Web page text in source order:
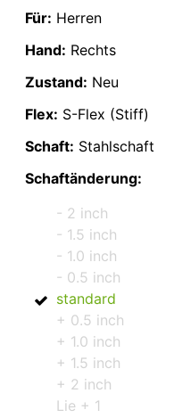
Für: Herren
Hand: Rechts
Zustand: Neu
Flex: S-Flex (Stiff)
Schaft: Stahlschaft
Schaftänderung:
- 2 inch
- 1.5 inch
- 1.0 inch
- 0.5 inch
standard
+ 0.5 inch
+ 1.0 inch
+ 1.5 inch
+ 2 inch
Lie + 1